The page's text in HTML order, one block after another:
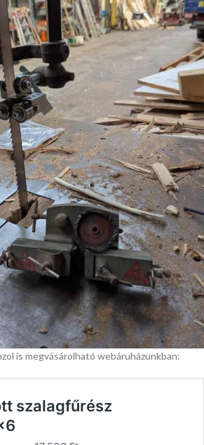
is megvásárolható webáruházunkban: